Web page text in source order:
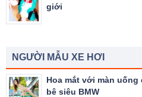
giới
NGƯỜI MẪU XE HƠI
Hoa mắt với màn
bê siêu BMW